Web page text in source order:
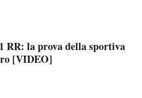
RR: la prova della sportiva
[VIDEO]